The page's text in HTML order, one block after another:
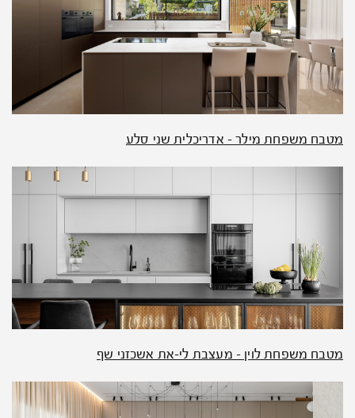
מטבח משפחת מילר – אדריכלית שני סלע
מטבח משפחת לוין – מעצבת לי-את אשכזני שף